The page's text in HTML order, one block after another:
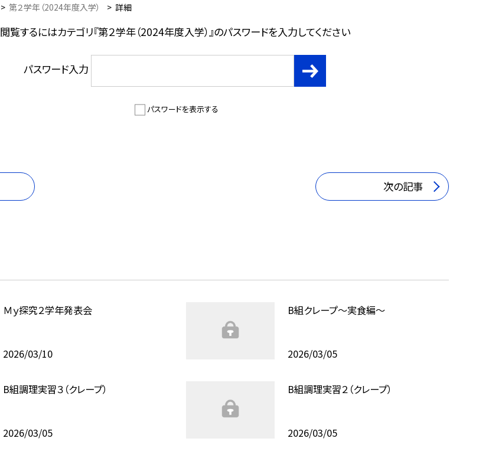
> 第２学年（2024年度入学） > 詳細
閲覧するにはカテゴリ『第２学年（2024年度入学）』のパスワードを入力してください
パスワード入力
パスワードを表示する
次の記事
Ｍｙ探究２学年発表会
2026/03/10
B組クレープ～実食編～
2026/03/05
B組調理実習３（クレープ）
2026/03/05
B組調理実習２（クレープ）
2026/03/05